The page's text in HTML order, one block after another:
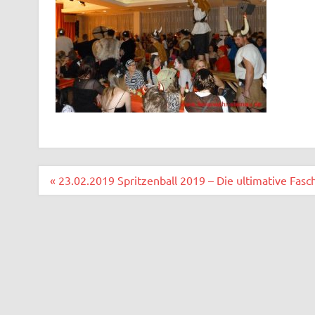
Beitragsnavigation
« 23.02.2019 Spritzenball 2019 – Die ultimative